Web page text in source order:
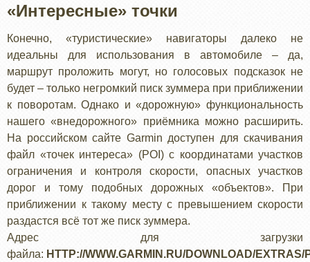
«Интересные» точки
Конечно, «туристические» навигаторы далеко не
идеальны для использования в автомобиле – да,
маршрут проложить могут, но голосовых подсказок не
будет – только негромкий писк зуммера при приближении
к поворотам. Однако и «дорожную» функциональность
нашего «внедорожного» приёмника можно расширить.
На российском сайте Garmin доступен для скачивания
файл «точек интереса» (POI) с координатами участков
ограничения и контроля скорости, опасных участков
дорог и тому подобных дорожных «объектов». При
приближении к такому месту с превышением скорости
раздастся всё тот же писк зуммера.
Адрес для загрузки
файла: HTTP://WWW.GARMIN.RU/DOWNLOAD/EXTRAS/